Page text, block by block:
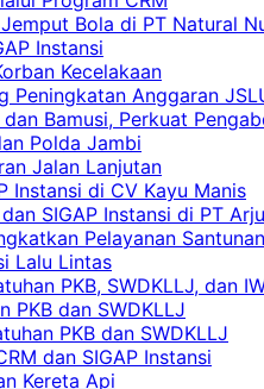
Bola di PT Natural
Instansi
Kecelakaan
Peningkatan Anggaran
Bamusi, Perkuat
Polda Jambi
Jalan Lanjutan
Instansi di CV Kayu Manis
SIGAP Instansi di PT
Pelayanan Santunan
Lalu Lintas
PKB, SWDKLLJ, dan
PKB dan SWDKLLJ
PKB dan SWDKLLJ
dan SIGAP Instansi
Kereta Api